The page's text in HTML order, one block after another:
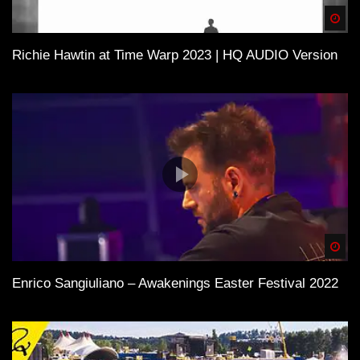
Richie Hawtin at Time Warp 2023 | HQ AUDIO Version
Enrico Sangiuliano – Awakenings Easter Festival 2022